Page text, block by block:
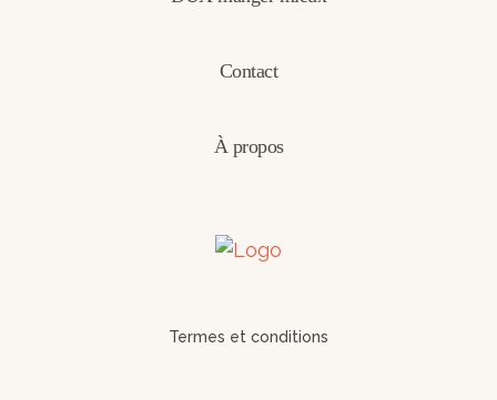
Contact
À propos
Termes et conditions